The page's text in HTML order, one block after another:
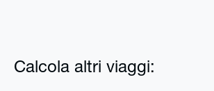
Calcola altri viaggi: